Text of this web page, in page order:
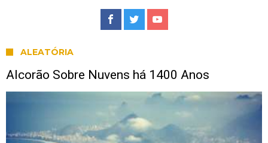
ALEATÓRIA
Alcorão Sobre Nuvens há 1400 Anos